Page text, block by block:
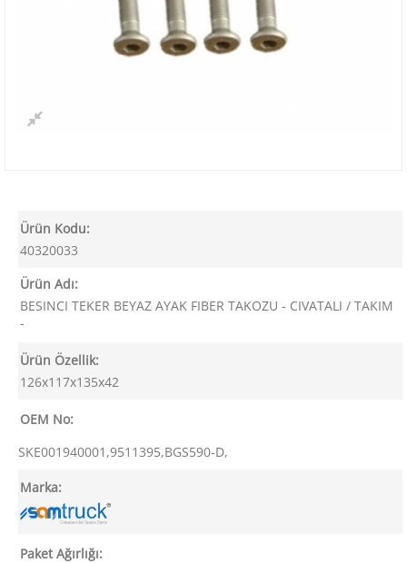
Ürün Kodu:
40320033
Ürün Adı:
BESINCI TEKER BEYAZ AYAK FIBER TAKOZU - CIVATALI / TAKIM
-
Ürün Özellik:
126x117x135x42
OEM No:
SKE001940001,9511395,BGS590-D,
Marka:
Paket Ağırlığı: